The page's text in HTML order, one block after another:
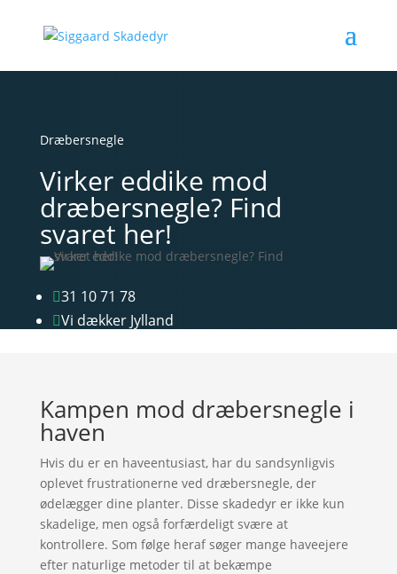
Dræbersnegle
Virker eddike mod
dræbersnegle? Find
svaret her!
31 10 71 78
Vi dækker Jylland
Kampen mod dræbersnegle i
haven
Hvis du er en haveentusiast, har du sandsynligvis
oplevet frustrationerne ved dræbersnegle, der
ødelægger dine planter. Disse skadedyr er ikke kun
skadelige, men også forfærdeligt svære at
kontrollere. Som følge heraf søger mange haveejere
efter naturlige metoder til at bekæmpe